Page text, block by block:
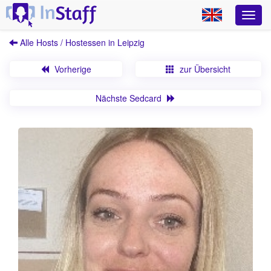
Alle Hosts / Hostessen in Leipzig
Vorherige zur Übersicht
Nächste Sedcard